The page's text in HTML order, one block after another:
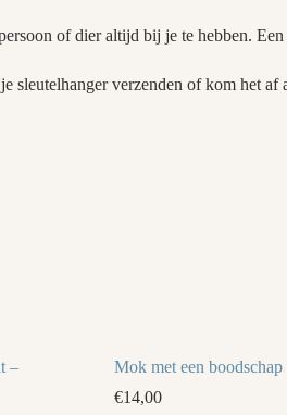
of dier altijd bij je te hebben.
verzenden of kom het
–
Mok met een boodschap
€14,00